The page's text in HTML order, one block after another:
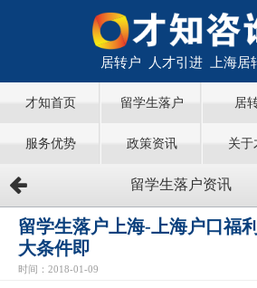
居转户 人才引进 上海居
才知首页 留学生落户 居
服务优势 政策资讯 关于
留学生落户资讯
留学生落户上海-上海户口福
大条件即
时间：2018-01-09